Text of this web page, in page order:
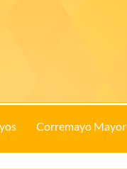
Corremayo Mayor